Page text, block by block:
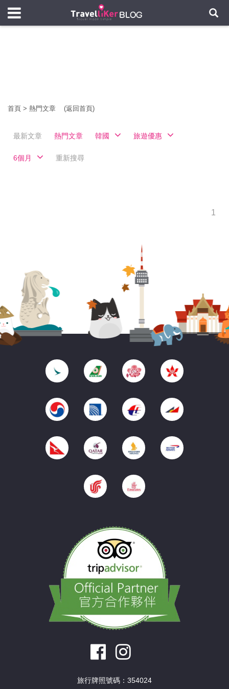
首頁 > 熱門文章 (返回首頁)
最新文章 熱門文章 韓國 旅遊優惠
6個月 重新搜尋
1
旅行牌照號碼：354024